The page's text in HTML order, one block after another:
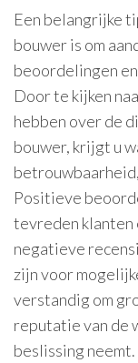
Een belangrijke
bouwer is om
beoordelingen
Door te kijken
hebben over de
bouwer, krijgt u
Positieve
tevreden klanten
negatieve
zijn voor
verstandig om
reputatie van de
beslissing neemt.